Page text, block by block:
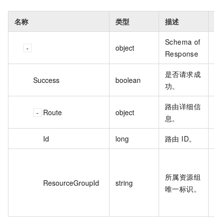
名称 类型 描述
object
Schema of
Response
Success boolean
是否请求成
功。
Route object
路由详细信
息。
Id long 路由 ID。
ResourceGroupId string
所属资源组
唯一标识。